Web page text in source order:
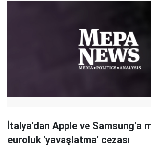
İtalya'dan Apple ve Samsung'a
euroluk 'yavaşlatma' cezası